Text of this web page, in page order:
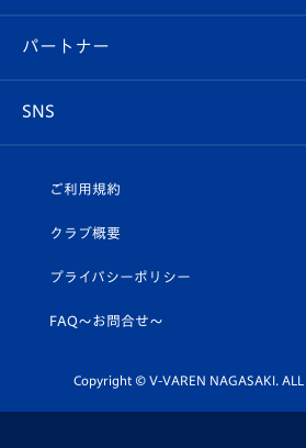
メディア
ホームタウン
マスコット紹介
平和祈念活動
ホームタウン活動
ヴィヴィくんの長崎おもてなしガイド
スタジアムグルメ
V-LOVERS（ファンクラブ）
プレイヤーズスイート
店舗情報
育成からのお知らせ
U-18
スクール
パートナー
SNS
ヴィヴィくんインスタグラム
公式LINE＠
ご利用規約
クラブ概要
プライバシーポリシー
FAQ〜お問合せ〜
Copyright © V-VAREN NAGASAKI. ALL